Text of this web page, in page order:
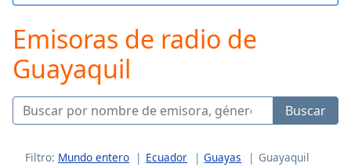
Skip
Backward
Skip
Forward
Current
Time0:00
Duration -:-
Emisoras de radio de
Guayaquil
Buscar
Filtro: Mundo entero Ecuador Guayas Guayaquil